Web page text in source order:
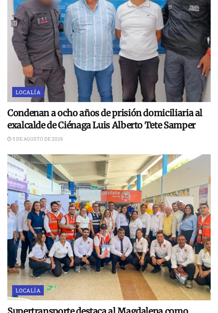
LOCALÍA
Condenan a ocho años de prisión domiciliaria al
exalcalde de Ciénaga Luis Alberto Tete Samper
5 DE AGOSTO DE 2026
LOCALÍA